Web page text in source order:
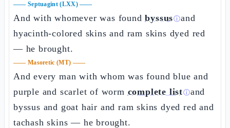
—— Septuagint (LXX)——
And with whomever was foundbyssusⓘand
hyacinth-colored skins and ram skins dyed red
— he brought.
—— Masoretic (MT) ——
And every man with whom was found blue and
purple and scarlet of worm complete listⓘand
byssus and goat hair and ram skins dyed red and
tachash skins — he brought.